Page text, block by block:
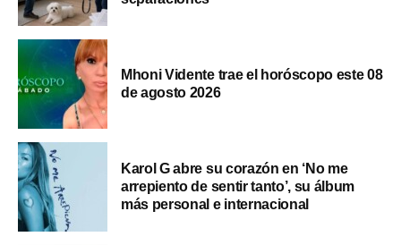
Mhoni Vidente trae el horóscopo este 08
de agosto 2026
Karol G abre su corazón en ‘No me
arrepiento de sentir tanto’, su álbum
más personal e internacional